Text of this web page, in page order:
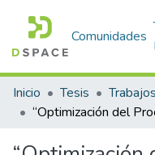
Comunidades
Inicio Tesis